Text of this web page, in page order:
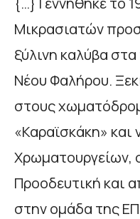
Μικρασιατών
ξύλινη καλύβα
Νέου Φαλήρου.
στους
«Καραϊσκάκη» και
Χρωµατουργείων,
Προοδευτική και
στην οµάδα της